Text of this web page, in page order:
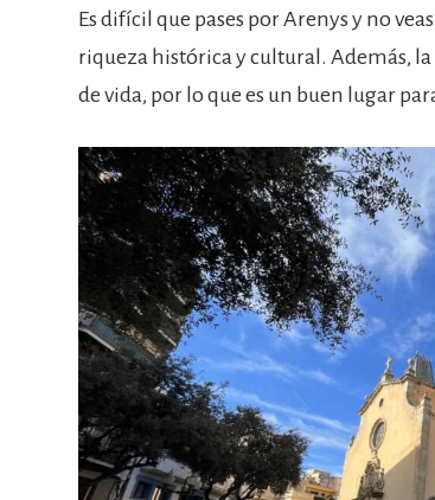
Es difícil que pases por Arenys y no
riqueza histórica y cultural. Además,
de vida, por lo que es un buen lugar